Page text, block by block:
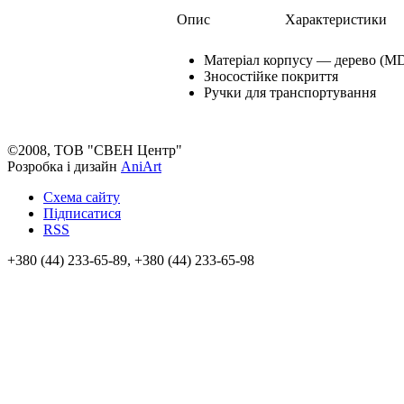
Опис Характеристики
Матеріал корпусу — дерево
Зносостійке покриття
Ручки для транспортування
©2008, ТОВ "СВЕН Центр"
Розробка і дизайн AniArt
Схема сайту
Підписатися
RSS
+380 (44) 233-65-89, +380 (44) 233-65-98